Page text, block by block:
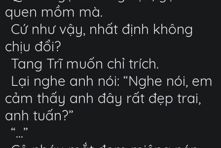
quen mồm mà.
Cứ như vậy, nhất định không
chịu đổi?
Tang Trĩ muốn chỉ trích.
Lại nghe anh nói: “Nghe nói, em
cảm thấy anh đây rất đẹp trai,
anh tuấn?”
“...”